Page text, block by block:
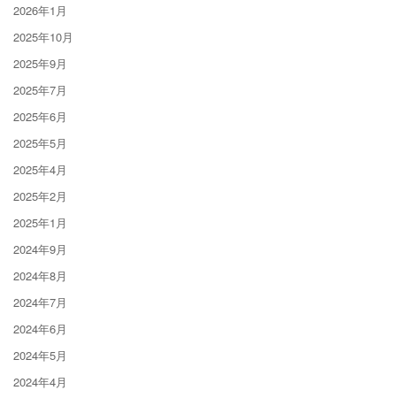
2026年1月
2025年10月
2025年9月
2025年7月
2025年6月
2025年5月
2025年4月
2025年2月
2025年1月
2024年9月
2024年8月
2024年7月
2024年6月
2024年5月
2024年4月